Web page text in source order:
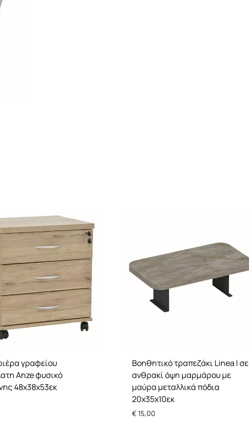
γραφείου
Anze φυσικό
48x38x53εκ
Βοηθητικό τραπεζάκι Linea I σε
ανθρακί όψη μαρμάρου με
μαύρα μεταλλικά πόδια
20x35x10εκ
€15,00